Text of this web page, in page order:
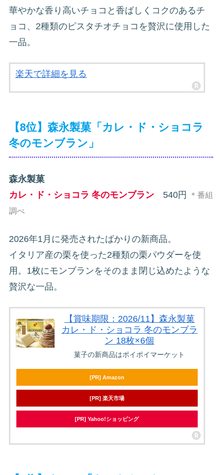
華やかな香り高いチョコと香ばしくコクのあるチ
ョコ、2種類のピスタチオチョコを贅沢に使用した
一品。
楽天で詳細を見る
【8位】森永製菓「カレ・ド・ショコラ
冬のモンブラン」
森永製菓
カレ・ド・ショコラ 冬のモンブラン 540円
＊番組
調べ
2026年1月に発売されたばかりの新商品。
イタリア産の栗を使った2種類の栗パウダーを使
用。1枚にモンブランをそのまま閉じ込めたような
贅沢な一品。
【賞味期限：2026/11】森永製菓
カレ・ド・ショコラ 冬のモンブラ
ン 18枚×6個
菓子の新商品はポイポイマーケット
[PR] Amazon
[PR] 楽天市場
[PR] Yahoo!ショッピング